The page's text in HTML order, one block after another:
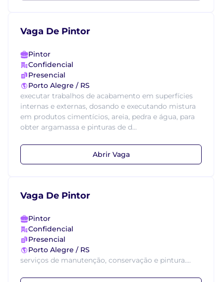
Vaga De Pintor
Pintor
Confidencial
Presencial
Porto Alegre / RS
executar trabalhos de acabamento em superfícies
internas e externas, dosando e executando mistura
em produtos cimentícios, areia, pedra e água, para
obter argamassa e pinturas de d...
Abrir Vaga
Vaga De Pintor
Pintor
Confidencial
Presencial
Porto Alegre / RS
serviços de manutenção, conservação e pintura....